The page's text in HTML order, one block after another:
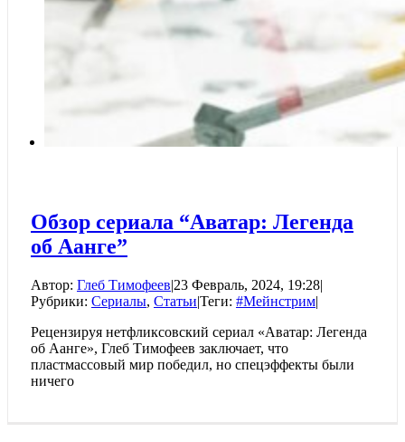
Обзор сериала “Аватар: Легенда
об Аанге”
Автор: Глеб Тимофеев|23 Февраль, 2024, 19:28|
Рубрики: Сериалы, Статьи|Теги: #Мейнстрим|
Рецензируя нетфликсовский сериал «Аватар: Легенда
об Аанге», Глеб Тимофеев заключает, что
пластмассовый мир победил, но спецэффекты были
ничего